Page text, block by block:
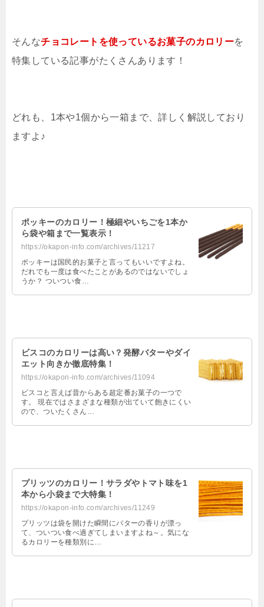
そんなチョコレートを使っているお菓子のカロリーを
特集している記事がたくさんあります！
どれも、1本や1個から一箱まで、詳しく解説しており
ますよ♪
ポッキーのカロリー！極細やいちごを1本か
ら袋や箱まで一覧表示！
https://okapon-info.com/archives/11217
ポッキーは国民的お菓子と言ってもいいですよね。
だれでも一度は食べたことがあるのではないでしょ
うか？ ついつい食…
ビスコのカロリーは高い？発酵バターやダイ
エット向きか徹底特集！
https://okapon-info.com/archives/11094
ビスコと言えば昔からある超定番お菓子の一つで
す。 現在ではさまざまな種類が出ていて飽きにくい
ので、ついたくさん…
プリッツのカロリー！サラダやトマト味を1
本から小袋まで大特集！
https://okapon-info.com/archives/11249
プリッツは袋を開けた瞬間にバターの香りが漂っ
て、ついつい食べ過ぎてしまいますよね～。気にな
るカロリーを種類別に…